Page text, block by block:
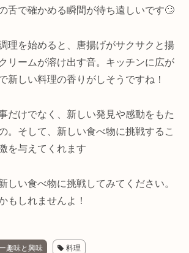
舌で確かめる瞬間が待ち遠しいです🙄
理を始めると、唐揚げがサクサクと揚
リームが溶け出す音。キッチンに広が
新しい料理の香りがしそうですね！
だけでなく、新しい発見や感動をもた
。そして、新しい食べ物に挑戦するこ
を与えてくれます
しい食べ物に挑戦してみてください。
もしれませんよ！
ー趣味と興味 料理